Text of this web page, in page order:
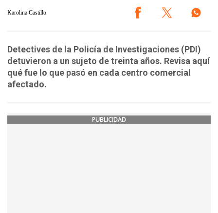
Karolina Castillo
Detectives de la Policía de Investigaciones (PDI)
detuvieron a un sujeto de treinta años. Revisa aquí
qué fue lo que pasó en cada centro comercial
afectado.
PUBLICIDAD